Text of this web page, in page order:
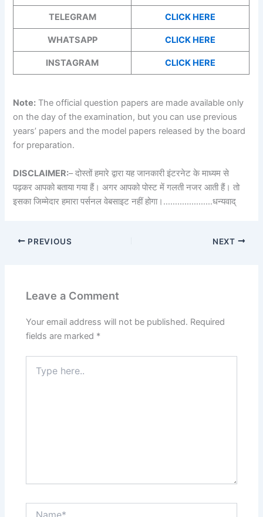
TELEGRAM CLICK HERE
WHATSAPP CLICK HERE
INSTAGRAM CLICK HERE
Note: The official question papers are made available only
on the day of the examination, but you can use previous
years’ papers and the model papers released by the board
for preparation.
DISCLAIMER:– दोस्तों हमारे द्वारा यह जानकारी इंटरनेट के माध्यम से
पढ़कर आपको बताया गया हैं। अगर आपको पोस्ट में गलती नजर आती हैं। तो
इसका जिम्मेदार हमारा पर्सनल वेबसाइट नहीं होगा।…………………धन्यवाद्
PREVIOUS NEXT
Leave a Comment
Your email address will not be published. Required
fields are marked *
here..